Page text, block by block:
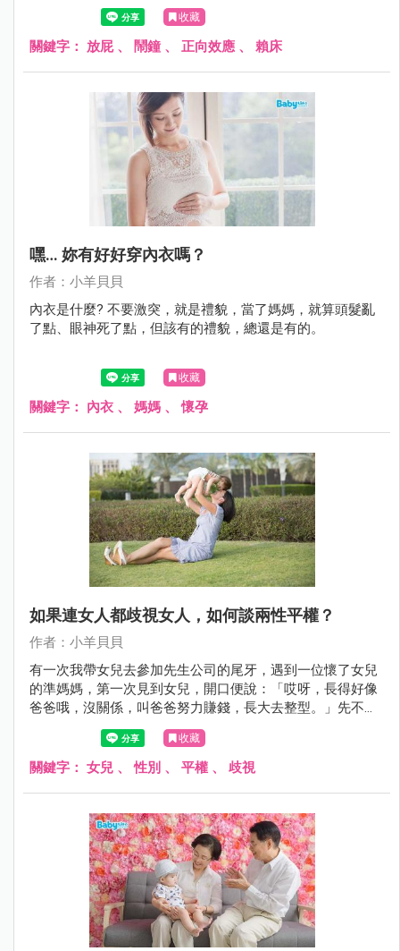
視加嫌惡，立刻火速彈開。而孩子在嬰兒時期，睡覺時也常
會漏屁，一聲可愛的「噗~」，做媽的還會特地爬起身去
聞，多稚嫩清新的屁味啊！
收藏
關鍵字： 放屁、 鬧鐘 、 正向效應 、 賴床
嘿… 妳有好好穿內衣嗎？
作者：小羊貝貝
內衣是什麼? 不要激突，就是禮貌，當了媽媽，就算頭髮亂
了點、眼神死了點，但該有的禮貌，總還是有的。
收藏
關鍵字： 內衣 、 媽媽 、懷孕
如果連女人都歧視女人，如何談兩性平權？
作者：小羊貝貝
有一次我帶女兒去參加先生公司的尾牙，遇到一位懷了女兒
的準媽媽，第一次見到女兒，開口便說：「哎呀，長得好像
爸爸哦，沒關係，叫爸爸努力賺錢，長大去整型。」先不論
我聽到的當下有多麼不悅，對方多麼失禮白目。只是，一個
女性，同時懷著女兒的女性，看待自己的性別，看待未出世
的女兒，竟也如此輕薄無知，而且不、自、知。
收藏
關鍵字： 女兒 、性別 、 平權 、 歧視